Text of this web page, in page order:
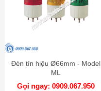
Đèn tín hiệu Ø66mm - Model
ML
Gọi ngay: 0909.067.950